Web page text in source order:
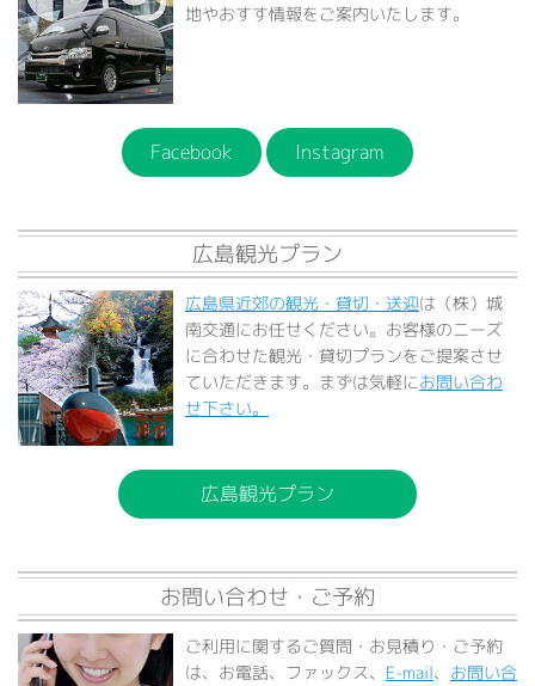
地やおすす情報をご案内いたします。
Facebook Instagram
広島観光プラン
広島県近郊の観光・貸切・送迎は（株）城
南交通にお任せください。お客様のニーズ
に合わせた観光・貸切プランをご提案させ
ていただきます。まずは気軽にお問い合わ
せ下さい。
広島観光プラン
お問い合わせ・ご予約
ご利用に関するご質問・お見積り・ご予約
は、お電話、ファックス、 E-mail、 お問い合